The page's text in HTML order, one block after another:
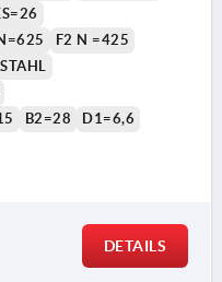
F2 N =425
B2=28
D1=6,6
DETAILS